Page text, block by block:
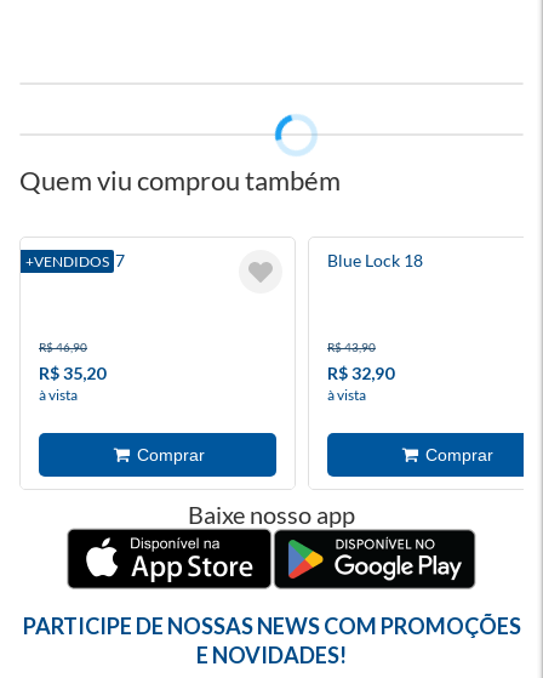
Quem viu comprou também
+VENDIDOS
Blue Lock 7
R$ 46,90
R$ 35,20
à vista
Blue Lock 18
R$ 43,90
R$ 32,90
à vista
Baixe nosso app
PARTICIPE DE NOSSAS NEWS COM PROMOÇÕES
E NOVIDADES!